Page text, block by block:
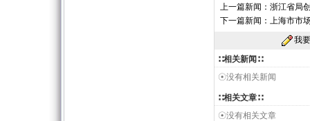
上一篇新闻： 浙江省局
下一篇新闻： 上海市市
我
∷相关新闻∷
☉没有相关新闻
∷相关文章∷
☉没有相关文章